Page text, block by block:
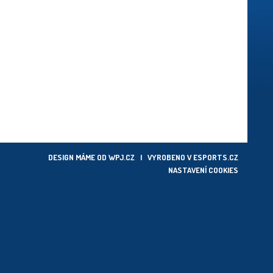
DESIGN MÁME OD WPJ.CZ | VYROBENO VESPORTS.CZ
NASTAVENÍ COOKIES